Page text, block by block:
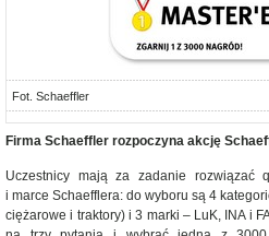
Fot. Schaeffler
Firma Schaeffler rozpoczyna akcję
Uczestnicy mają za zadanie rozwiązać
i marce Schaefflera: do wyboru są 4
ciężarowe i traktory) i 3 marki – LuK, INA i